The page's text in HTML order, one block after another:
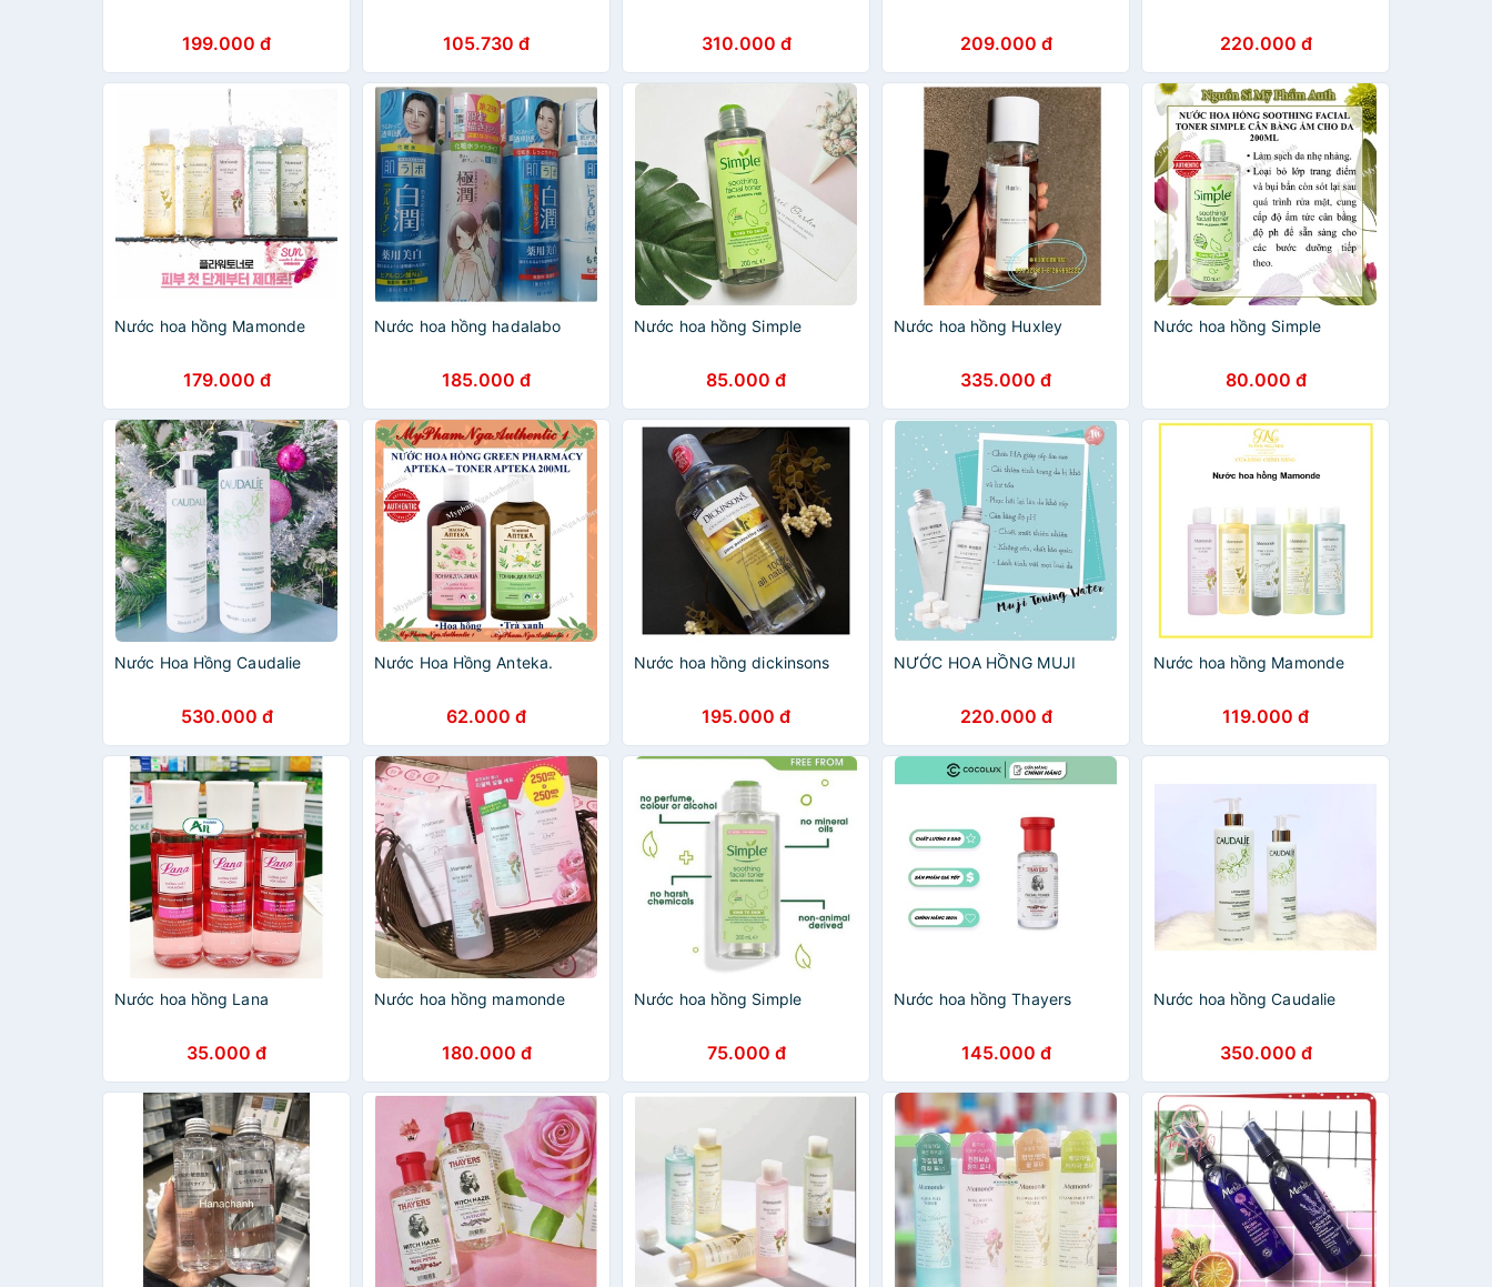
199.000 đ 105.730 đ 310.000 đ 209.000 đ 220.000 đ
Nước hoa hồng Mamonde
179.000 đ
Nước hoa hồng hadalabo
185.000 đ
Nước hoa hồng Simple
85.000 đ
Nước hoa hồng Huxley
335.000 đ
Nước hoa hồng Simple
80.000 đ
Nước Hoa Hồng Caudalie
530.000 đ
Nước Hoa Hồng Anteka.
62.000 đ
Nước hoa hồng dickinsons
195.000 đ
NƯỚC HOA HỒNG MUJI
220.000 đ
Nước hoa hồng Mamonde
119.000 đ
Nước hoa hồng Lana
35.000 đ
Nước hoa hồng mamonde
180.000 đ
Nước hoa hồng Simple
75.000 đ
Nước hoa hồng Thayers
145.000 đ
Nước hoa hồng Caudalie
350.000 đ